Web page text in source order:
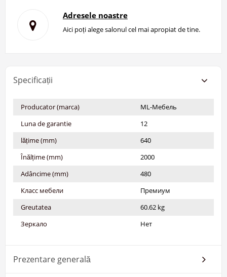
Adresele noastre
Aici poți alege salonul cel mai apropiat de tine.
Specificații
Producator (marca)
ML-Мебель
Luna de garantie
12
lățime (mm)
640
Înălțime (mm)
2000
Adâncime (mm)
480
Класс мебели
Премиум
Greutatea
60.62 kg
Зеркало
Нет
Prezentare generală